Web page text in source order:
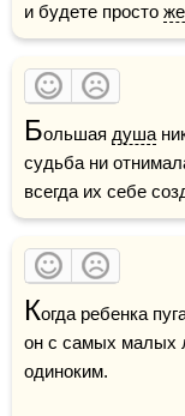
и будете просто
Большая душа
судьба ни
всегда их себе
Когда ребенка
он с самых малых
одиноким.